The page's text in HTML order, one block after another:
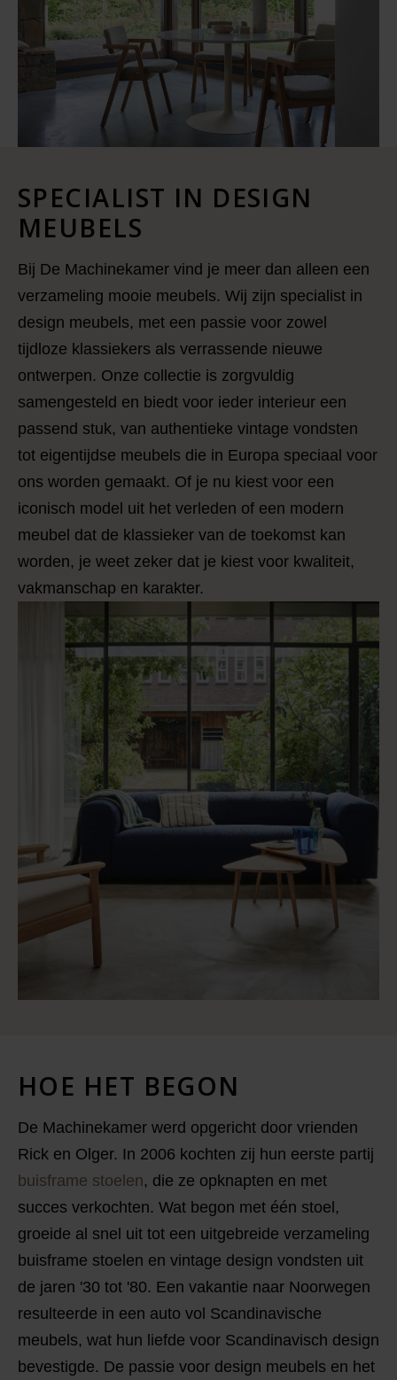
SPECIALIST IN DESIGN
MEUBELS
Bij De Machinekamer vind je meer dan alleen een
verzameling mooie meubels. Wij zijn specialist in
design meubels, met een passie voor zowel
tijdloze klassiekers als verrassende nieuwe
ontwerpen. Onze collectie is zorgvuldig
samengesteld en biedt voor ieder interieur een
passend stuk, van authentieke vintage vondsten
tot eigentijdse meubels die in Europa speciaal voor
ons worden gemaakt. Of je nu kiest voor een
iconisch model uit het verleden of een modern
meubel dat de klassieker van de toekomst kan
worden, je weet zeker dat je kiest voor kwaliteit,
vakmanschap en karakter.
HOE HET BEGON
De Machinekamer werd opgericht door vrienden
Rick en Olger. In 2006 kochten zij hun eerste partij
buisframe stoelen, die ze opknapten en met
succes verkochten. Wat begon met één stoel,
groeide al snel uit tot een uitgebreide verzameling
buisframe stoelen en vintage design vondsten uit
de jaren '30 tot '80. Een vakantie naar Noorwegen
resulteerde in een auto vol Scandinavische
meubels, wat hun liefde voor Scandinavisch design
bevestigde. De passie voor design meubels en het